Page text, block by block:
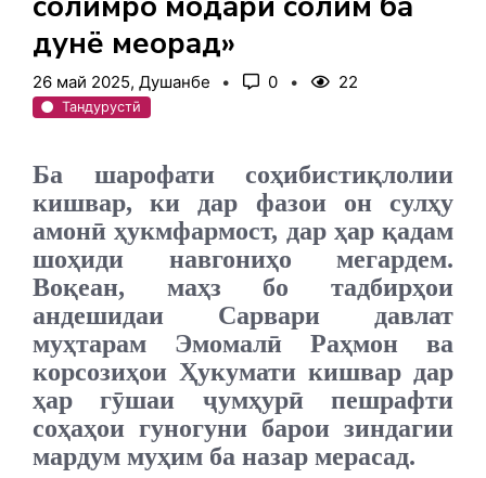
дунё меорад»
26 май 2025, Душанбе 0 22
Тандурустӣ
Ба шарофати соҳибистиқлолии
кишвар, ки дар фазои он сулҳу
амонӣ ҳукмфармост, дар ҳар қадам
шоҳиди навгониҳо мегардем.
Воқеан, маҳз бо тадбирҳои
андешидаи Сарвари давлат
муҳтарам Эмомалӣ Раҳмон ва
корсозиҳои Ҳукумати кишвар дар
ҳар гӯшаи ҷумҳурӣ пешрафти
соҳаҳои гуногуни барои зиндагии
мардум муҳим ба назар мерасад.